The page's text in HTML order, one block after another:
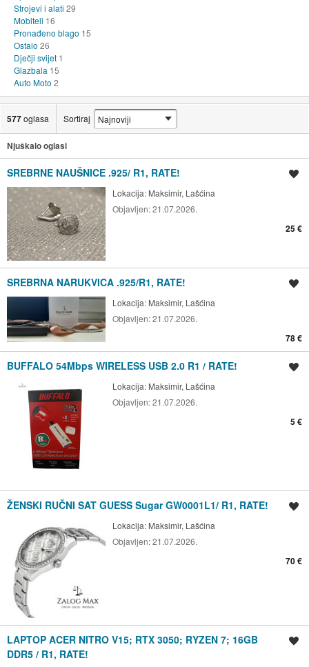
Strojevi i alati 29
Mobiteli 16
Pronađeno blago 15
Ostalo 26
Dječji svijet 1
Glazbala 15
Auto Moto 2
577oglasa Sortiraj
Njuškalo oglasi
SREBRNE NAUŠNICE .925/ R1, RATE!
Lokacija: Maksimir, Lašćina
Objavljen:21.07.2026.
25 €
SREBRNA NARUKVICA .925/R1, RATE!
Lokacija: Maksimir, Lašćina
Objavljen:21.07.2026.
78 €
BUFFALO 54Mbps WIRELESS USB 2.0 R1 / RATE!
Lokacija: Maksimir, Lašćina
Objavljen:21.07.2026.
5 €
ŽENSKI RUČNI SAT GUESS Sugar GW0001L1/ R1, RATE!
Lokacija: Maksimir, Lašćina
Objavljen:21.07.2026.
70 €
LAPTOP ACER NITRO V15; RTX 3050; RYZEN 7; 16GB
DDR5 / R1, RATE!